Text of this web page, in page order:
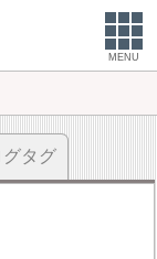
MENU
グタグ